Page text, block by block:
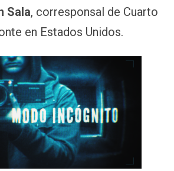
Sala, corresponsal de Cuarto
en Estados Unidos.